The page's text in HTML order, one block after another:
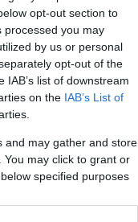
opt-out section to
processed you may
by us or personal
opt-out of the
list of downstream
on the IAB’s List of
and may gather and store
may click to grant or
specified purposes